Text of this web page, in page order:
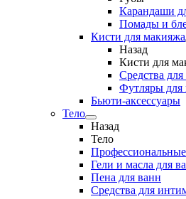
Карандаши
Помады и
Кисти для макияжа
Назад
Кисти для
Средства
Футляры для
Бьюти-аксессуары
Тело
Назад
Тело
Профессиональные
Гели и масла для
Пена для ванн
Средства для